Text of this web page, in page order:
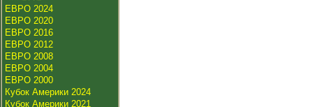
ЕВРО 2024
ЕВРО 2020
ЕВРО 2016
ЕВРО 2012
ЕВРО 2008
ЕВРО 2004
ЕВРО 2000
Кубок Америки 2024
Кубок Америки 2021